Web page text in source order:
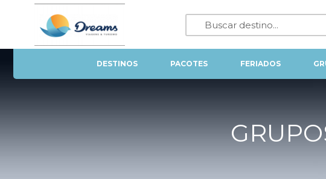
DESTINOS PACOTES FERIADOS